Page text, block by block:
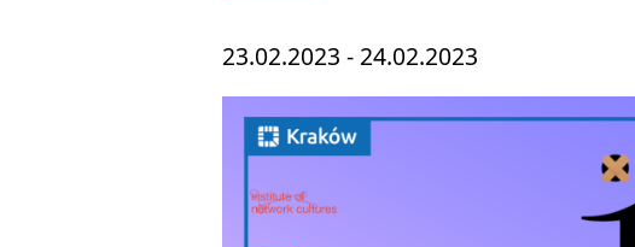
23.02.2023 - 24.02.2023